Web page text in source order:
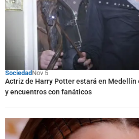
Sociedad Nov 5
Actriz de Harry Potter estará en
y encuentros con fanáticos